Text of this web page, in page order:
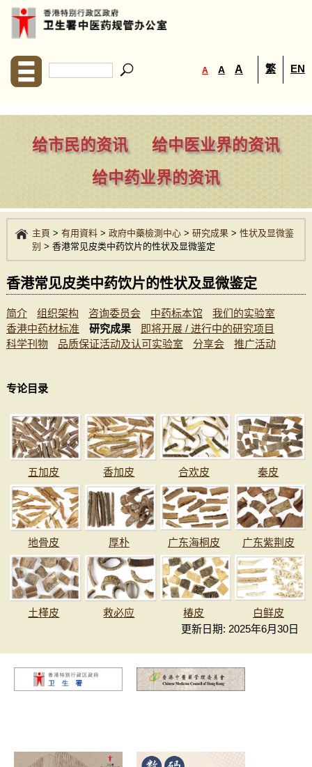
A A A 繁 EN
给市民的资讯
给中医业界的资讯
给中药业界的资讯
主頁 > 有用資料> 政府中藥檢測中心> 研究成果> 性状及显微鉴
别 > 香港常见皮类中药饮片的性状及显微鉴定
香港常见皮类中药饮片的性状及显微鉴定
简介 组织架构 咨询委员会 中药标本馆
我们的实验室
香港中药材标准
研究成果
即将开展 / 进行中的研究项目
科学刊物
品质保证活动及认可实验室 分享会 推广活动
专论目录
五加皮 香加皮 合欢皮 秦皮
地骨皮 厚朴 广东海桐皮 广东紫荆皮
土槿皮 救必应 椿皮
白鲜皮
更新日期: 2025年6月30日